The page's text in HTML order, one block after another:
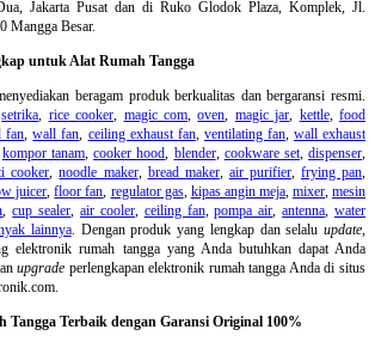
Jakarta Pusat dan di Ruko Glodok Plaza, Komplek, Jl.
Mangga Besar.
untuk Alat Rumah Tangga
beragam produk berkualitas dan bergaransi resmi.
setrika, rice cooker, magic com,oven, magic jar, kettle,food
fan,wall fan, ceiling exhaust fan, ventilating fan, wall exhaust
kompor tanam,cooker hood, blender, cookware set,dispenser,
cooker,noodle maker, bread maker, air purifier, frying pan,
juicer,floor fan, regulator gas, kipas angin meja, mixer,mesin
,cup sealer,air cooler, ceiling fan,pompa air,antenna,water
lainnya. Dengan produk yang lengkap dan selalu update,
elektronik rumah tangga yang Anda butuhkan dapat Anda
upgrade perlengkapan elektronik rumah tangga Anda di situs
Tangga Terbaik dengan Garansi Original 100%